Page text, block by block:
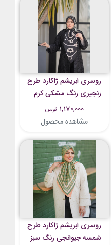
روسری ابریشم ژاکارد طرح
زنجیری رنگ مشکی کرم
1,170,000 تومان
مشاهده محصول
روسری ابریشم ژاکارد طرح
شمسه جیوانجی رنگ سبز